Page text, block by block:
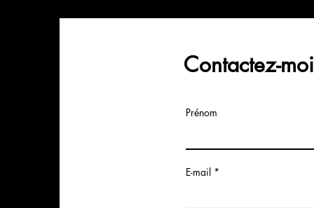
Contactez-moi
Prénom
E-mail